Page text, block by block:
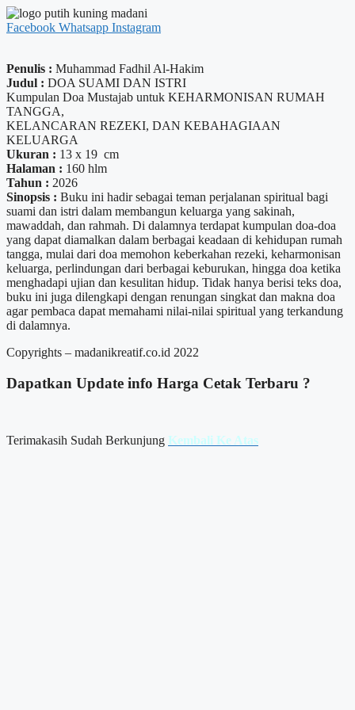
Facebook Whatsapp Instagram
Penulis : Muhammad Fadhil Al-Hakim
Judul : DOA SUAMI DAN ISTRI
Kumpulan Doa Mustajab untuk KEHARMONISAN RUMAH
TANGGA,
KELANCARAN REZEKI, DAN KEBAHAGIAAN
KELUARGA
Ukuran : 13 x 19 cm
Halaman : 160 hlm
Tahun : 2026
Sinopsis : Buku ini hadir sebagai teman perjalanan spiritual bagi
suami dan istri dalam membangun keluarga yang sakinah,
mawaddah, dan rahmah. Di dalamnya terdapat kumpulan doa-doa
yang dapat diamalkan dalam berbagai keadaan di kehidupan rumah
tangga, mulai dari doa memohon keberkahan rezeki, keharmonisan
keluarga, perlindungan dari berbagai keburukan, hingga doa ketika
menghadapi ujian dan kesulitan hidup. Tidak hanya berisi teks doa,
buku ini juga dilengkapi dengan renungan singkat dan makna doa
agar pembaca dapat memahami nilai-nilai spiritual yang terkandung
di dalamnya.
Copyrights – madanikreatif.co.id 2022
Dapatkan Update info Harga Cetak Terbaru ?
Terimakasih Sudah Berkunjung Kembali Ke Atas